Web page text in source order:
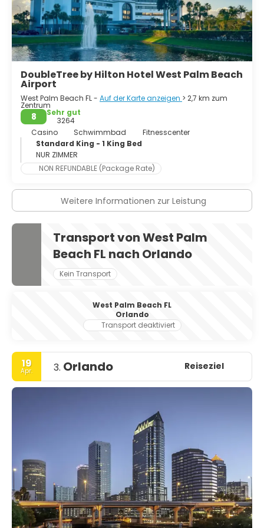
DoubleTree by Hilton Hotel West Palm Beach
Airport
West Palm Beach FL - Auf der Karte anzeigen > 2,7 km zum
Zentrum
8
Sehr gut
3264
Casino
Schwimmbad
Fitnesscenter
Standard King - 1 King Bed
NUR ZIMMER
NON REFUNDABLE (Package Rate)
Weitere Informationen zur Leistung
Transport von West Palm
Beach FL nach Orlando
Kein Transport
West Palm Beach FL
Orlando
Transport deaktiviert
19
Apr. 3. Orlando Reiseziel